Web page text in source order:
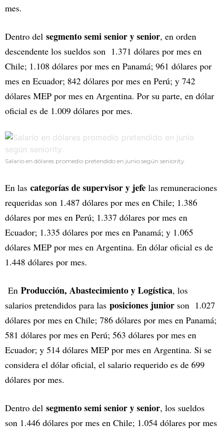
mes.
Dentro del segmento semi senior y senior, en orden
descendente los sueldos son 1.371 dólares por mes en
Chile; 1.108 dólares por mes en Panamá; 961 dólares por
mes en Ecuador; 842 dólares por mes en Perú; y 742
dólares MEP por mes en Argentina. Por su parte, en dólar
oficial es de 1.009 dólares por mes.
Salario en dólares promedio pretendido en junio según seniority.
En las categorías de supervisor y jefe las remuneraciones
requeridas son 1.487 dólares por mes en Chile; 1.386
dólares por mes en Perú; 1.337 dólares por mes en
Ecuador; 1.335 dólares por mes en Panamá; y 1.065
dólares MEP por mes en Argentina. En dólar oficial es de
1.448 dólares por mes.
En Producción, Abastecimiento y Logística, los
salarios pretendidos para las posiciones junior son 1.027
dólares por mes en Chile; 786 dólares por mes en Panamá;
581 dólares por mes en Perú; 563 dólares por mes en
Ecuador; y 514 dólares MEP por mes en Argentina. Si se
considera el dólar oficial, el salario requerido es de 699
dólares por mes.
Dentro del segmento semi senior y senior, los sueldos
son 1.446 dólares por mes en Chile; 1.054 dólares por mes